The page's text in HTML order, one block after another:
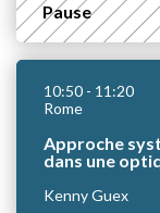
Pause
10:50 - 11:20
Rome
Approche
dans une
Kenny Guex